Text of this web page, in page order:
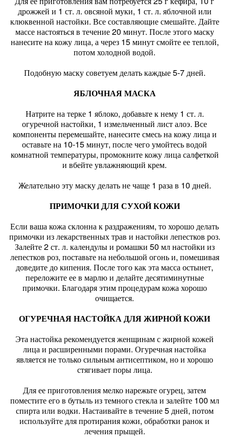
дрожжей и 1 ст. л. овсяной муки, 1 ст. л. яблочной или
клюквенной настойки. Все составляющие смешайте. Дайте
массе настояться в течение 20 минут. После этого маску
нанесите на кожу лица, а через 15 минут смойте ее теплой,
потом холодной водой.
Подобную маску советуем делать каждые 5-7 дней.
ЯБЛОЧНАЯ МАСКА
Натрите на терке 1 яблоко, добавьте к нему 1 ст. л.
огуречной настойки, 1 измельченный лист алоэ. Все
компоненты перемешайте, нанесите смесь на кожу лица и
оставьте на 10-15 минут, после чего умойтесь водой
комнатной температуры, промокните кожу лица салфеткой
и вбейте увлажняющий крем.
Желательно эту маску делать не чаще 1 раза в 10 дней.
ПРИМОЧКИ ДЛЯ СУХОЙ КОЖИ
Если ваша кожа склонна к раздражениям, то хорошо делать
примочки из лекарственных трав и настойки лепестков роз.
Залейте 2 ст. л. календулы и ромашки 50 мл настойки из
лепестков роз, поставьте на небольшой огонь и, помешивая
доведите до кипения. После того как эта масса остынет,
переложите ее в марлю и делайте десятиминутные
примочки. Благодаря этим процедурам кожа хорошо
очищается.
ОГУРЕЧНАЯ НАСТОЙКА ДЛЯ ЖИРНОЙ КОЖИ
Эта настойка рекомендуется женщинам с жирной кожей
лица и расширенными порами. Огуречная настойка
является не только сильным антисептиком, но и хорошо
стягивает поры лица.
Для ее приготовления мелко нарежьте огурец, затем
поместите его в бутыль из темного стекла и залейте 100 мл
спирта или водки. Настаивайте в течение 5 дней, потом
используйте для протирания кожи, обработки ранок и
лечения прыщей.